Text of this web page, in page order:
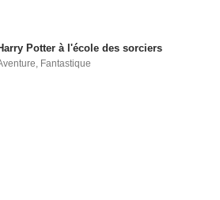
Potter à l'école des sorciers
Fantastique